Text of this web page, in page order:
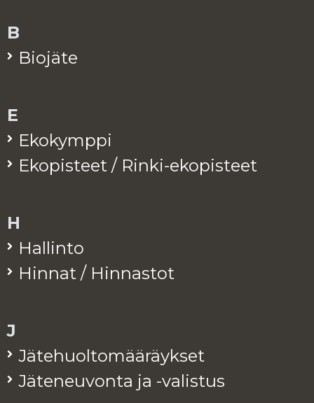
B
Bio­jä­te
E
Eko­kymp­pi
Eko­pis­teet / Rinki-eko­pis­teet
H
Hal­lin­to
Hin­nat / Hin­nas­tot
J
Jä­te­huol­to­mää­räyk­set
Jä­te­neu­von­ta ja -va­lis­tus